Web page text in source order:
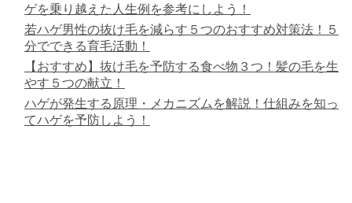
ゲを乗り越えた人生例を参考にしよう！
若ハゲ男性の抜け毛を減らす５つのおすすめ対策法！５
分でできる育毛活動！
【おすすめ】抜け毛を予防する食べ物３つ！髪の毛を生
やす５つの献立！
ハゲが発生する原理・メカニズムを解説！仕組みを知っ
てハゲを予防しよう！